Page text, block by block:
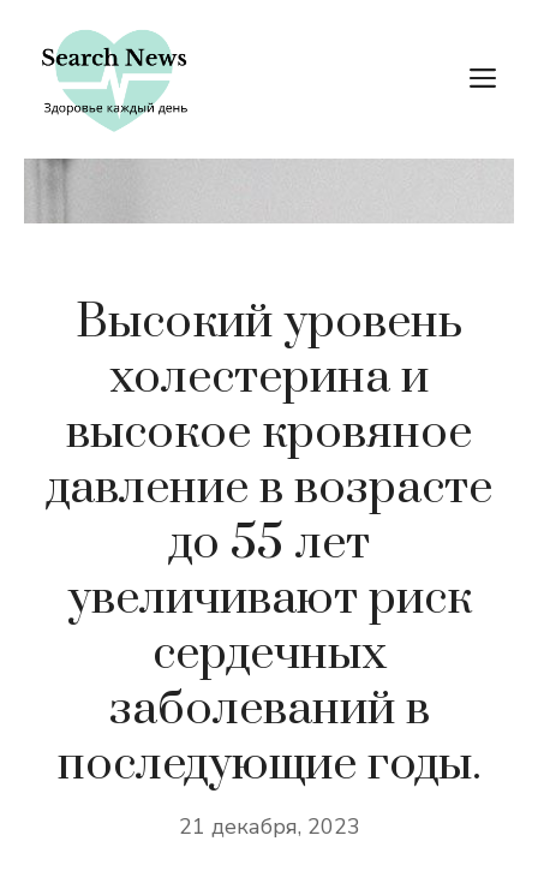
содержимому
Высокий уровень
холестерина и
высокое кровяное
давление в возрасте
до 55 лет
увеличивают риск
сердечных
заболеваний в
последующие годы.
21 декабря, 2023